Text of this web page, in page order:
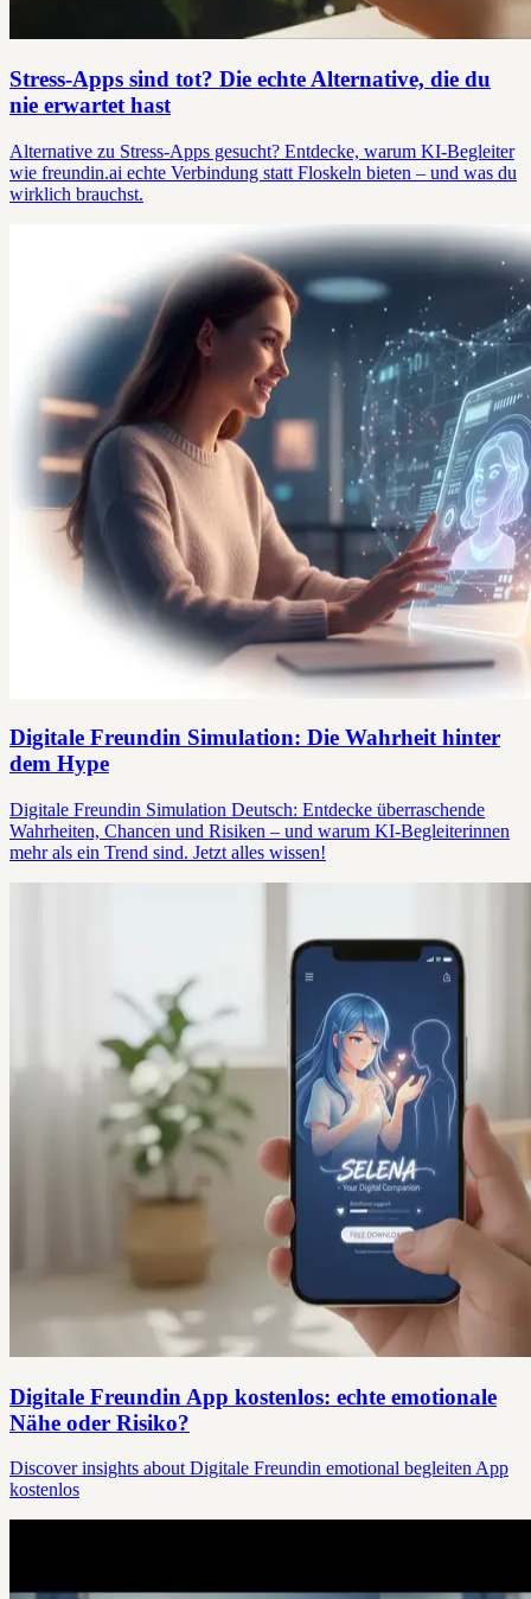
Stress-Apps sind tot? Die echte Alternative, die du
nie erwartet hast
Alternative zu Stress-Apps gesucht? Entdecke, warum KI-Begleiter
wie freundin.ai echte Verbindung statt Floskeln bieten – und was du
wirklich brauchst.
Digitale Freundin Simulation: Die Wahrheit hinter
dem Hype
Digitale Freundin Simulation Deutsch: Entdecke überraschende
Wahrheiten, Chancen und Risiken – und warum KI-Begleiterinnen
mehr als ein Trend sind. Jetzt alles wissen!
Digitale Freundin App kostenlos: echte emotionale
Nähe oder Risiko?
Discover insights about Digitale Freundin emotional begleiten App
kostenlos